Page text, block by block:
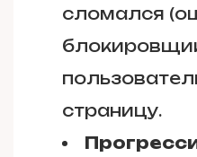
сломался
страницу.